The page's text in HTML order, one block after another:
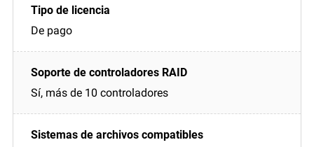
De pago
Sí, más de 10 controladores